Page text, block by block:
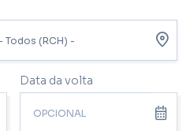
Data da volta